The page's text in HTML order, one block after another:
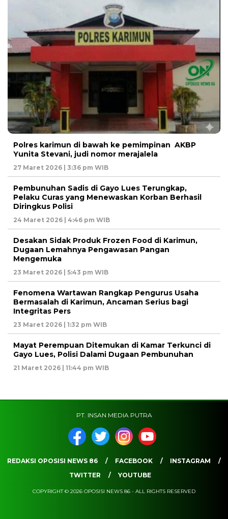
Polres karimun di bawah ke pemimpinan AKBP
Yunita Stevani, judi nomor merajalela
27 Maret 2026 | 3:36 pm WIB
Pembunuhan Sadis di Gayo Lues Terungkap,
Pelaku Curas yang Menewaskan Korban Berhasil
Diringkus Polisi
24 Maret 2026 | 4:46 pm WIB
Desakan Sidak Produk Frozen Food di Karimun,
Dugaan Lemahnya Pengawasan Pangan
Mengemuka
23 Maret 2026 | 5:43 pm WIB
Fenomena Wartawan Rangkap Pengurus Usaha
Bermasalah di Karimun, Ancaman Serius bagi
Integritas Pers
23 Maret 2026 | 1:32 pm WIB
Mayat Perempuan Ditemukan di Kamar Terkunci di
Gayo Lues, Polisi Dalami Dugaan Pembunuhan
21 Maret 2026 | 11:44 pm WIB
PT. INSAN MEDIA PUTRA
REDAKSI OPOSISI NEWS 86 FACEBOOK
INSTAGRAM
TWITTER
YOUTUBE
COPYRIGHT © 2026 OPOSISI NEWS 86 - ALL RIGHTS RESERVED